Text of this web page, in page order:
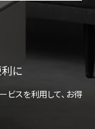
に
ビスを利用して、お得